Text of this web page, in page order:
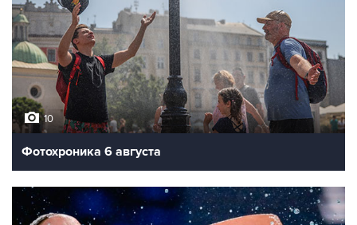
10
Фотохроника 6 августа